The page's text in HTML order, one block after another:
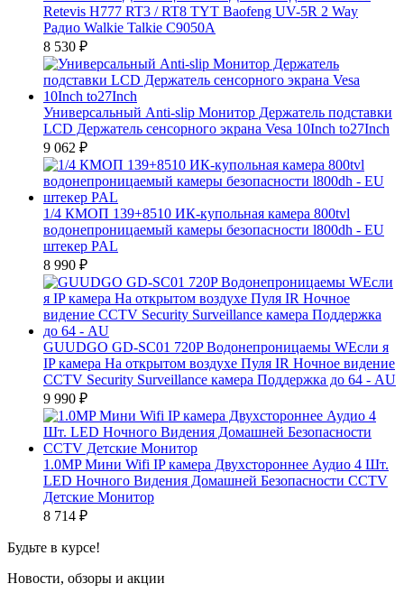
Retevis H777 RT3 / RT8 TYT Baofeng UV-5R 2 Way
Радио Walkie Talkie C9050A
8 530 ₽
Универсальный Anti-slip Монитор Держатель подставки
LCD Держатель сенсорного экрана Vesa 10Inch to27Inch
9 062 ₽
1/4 КМОП 139+8510 ИК-купольная камера 800tvl
водонепроницаемый камеры безопасности l800dh - EU
штекер PAL
8 990 ₽
GUUDGO GD-SC01 720P Водонепроницаемы WЕсли я
IP камера На открытом воздухе Пуля IR Ночное видение
CCTV Security Surveillance камера Поддержка до 64 - AU
9 990 ₽
1.0MP Мини Wifi IP камера Двухстороннее Аудио 4 Шт.
LED Ночного Видения Домашней Безопасности CCTV
Детские Монитор
8 714 ₽
Будьте в курсе!
Новости, обзоры и акции